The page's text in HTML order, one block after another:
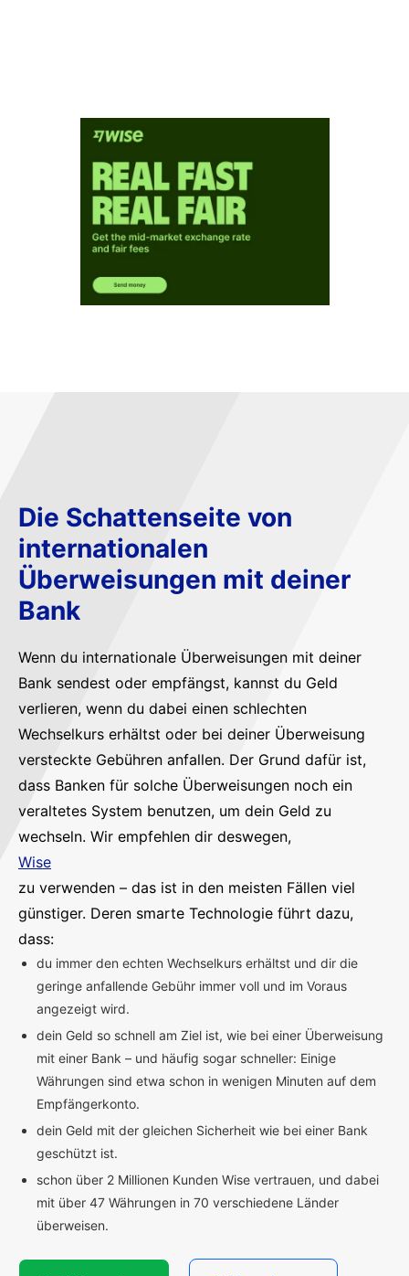
Die Schattenseite von
internationalen
Überweisungen mit deiner
Bank
Wenn du internationale Überweisungen mit deiner
Bank sendest oder empfängst, kannst du Geld
verlieren, wenn du dabei einen schlechten
Wechselkurs erhältst oder bei deiner Überweisung
versteckte Gebühren anfallen. Der Grund dafür ist,
dass Banken für solche Überweisungen noch ein
veraltetes System benutzen, um dein Geld zu
wechseln. Wir empfehlen dir deswegen,
Wise
zu verwenden – das ist in den meisten Fällen viel
günstiger. Deren smarte Technologie führt dazu,
dass:
du immer den echten Wechselkurs erhältst und dir die
geringe anfallende Gebühr immer voll und im Voraus
angezeigt wird.
dein Geld so schnell am Ziel ist, wie bei einer Überweisung
mit einer Bank – und häufig sogar schneller: Einige
Währungen sind etwa schon in wenigen Minuten auf dem
Empfängerkonto.
dein Geld mit der gleichen Sicherheit wie bei einer Bank
geschützt ist.
schon über 2 Millionen Kunden Wise vertrauen, und dabei
mit über 47 Währungen in 70 verschiedene Länder
überweisen.